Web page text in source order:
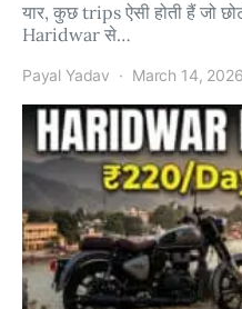
यार, कुछ trips ऐसी होती हैं जो
Haridwar से…
Payal Yadav March 14, 2026